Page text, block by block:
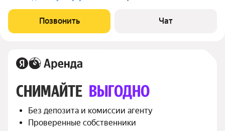
Позвонить Чат
СНИМАЙТЕ ВЫГОДНО
Без депозита и комиссии агенту
Проверенные собственники